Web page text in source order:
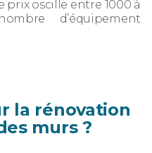
prix oscille entre 1000 à
d’équipement
la rénovation
murs ?